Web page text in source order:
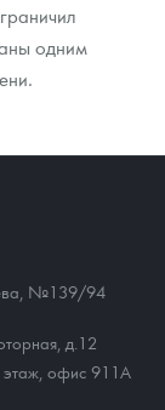
одним
№139/94
д.12
этаж, офис 911А